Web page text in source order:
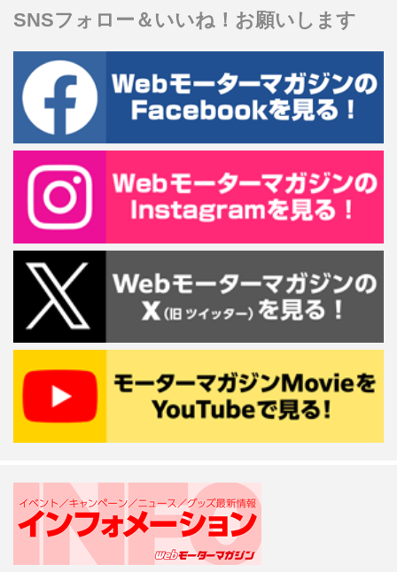
SNSフォロー＆いいね！お願いします